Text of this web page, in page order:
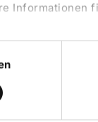
Informationen